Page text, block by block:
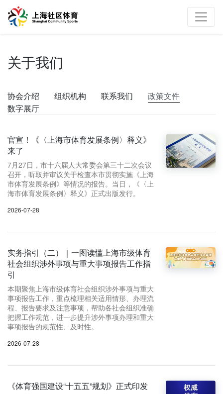
关于我们
协会介绍 组织机构 联系我们
政策文件
数字展厅
官宣！《〈上海市体育发展条例〉释义》
来了
7月27日，市十六届人大常委会第三十二次会议
召开，听取并审议关于检查本市贯彻实施《上海
市体育发展条例》等情况的报告。当日，《〈上
海市体育发展条例〉释义》正式出版发行。
2026-07-28
实务指引（二）｜一图读懂上海市级体育
社会组织涉外事项与重大事项报告工作指
引
本期聚焦上海市级体育社会组织涉外事项与重大
事项报告工作，重点梳理相关适用情形、办理流
程、报告要求及注意事项，帮助各社会组织准确
把握工作规范，进一步提升涉外事项办理和重大
事项报告的规范性、及时性。
2026-07-28
《体育强国建设“十五五”规划》正式印发